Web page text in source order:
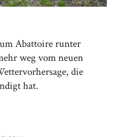
Abattoire runter
weg vom neuen
die
hat.